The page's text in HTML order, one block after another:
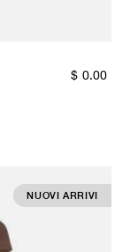
$ 0.00
NUOVI ARRIVI